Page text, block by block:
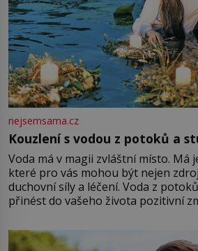
nejsemsama.cz
Kouzlení s vodou z potoků a
Voda má v magii zvláštní místo. Má
které pro vás mohou být nejen
duchovní síly a léčení. Voda z
přinést do vašeho života pozitivní
můžete obohatit své rituály a
větší harmonii a klid. Je důležité